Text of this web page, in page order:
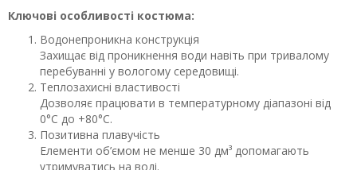
Ключові особливості костюма:
Водонепроникна конструкція
Захищає від проникнення води навіть при тривалому
перебуванні у вологому середовищі.
Теплозахисні властивості
Дозволяє працювати в температурному діапазоні від
0°C до +80°C.
Позитивна плавучість
Елементи об’ємом не менше 30 дм³ допомагають
утримуватись на воді.